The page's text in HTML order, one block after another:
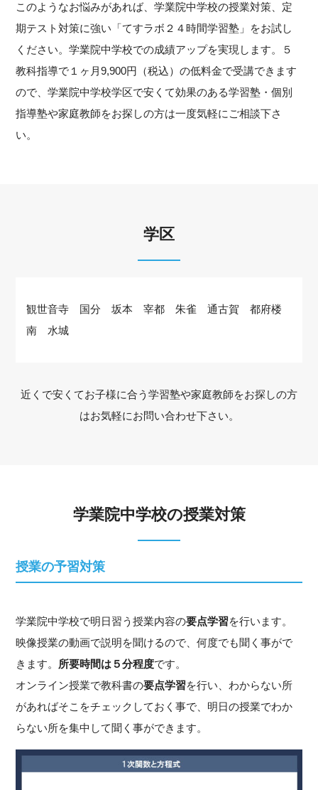
このようなお悩みがあれば、学業院中学校の授業対策、定
期テスト対策に強い「てすラボ２４時間学習塾」をお試し
ください。学業院中学校での成績アップを実現します。５
教科指導で１ヶ月9,900円（税込）の低料金で受講できます
ので、学業院中学校学区で安くて効果のある学習塾・個別
指導塾や家庭教師をお探しの方は一度気軽にご相談下さ
い。
学区
観世音寺 国分 坂本 宰都 朱雀 通古賀 都府楼
南 水城
近くで安くてお子様に合う学習塾や家庭教師をお探しの方
はお気軽にお問い合わせ下さい。
学業院中学校の授業対策
授業の予習対策
学業院中学校で明日習う授業内容の要点学習を行います。
映像授業の動画で説明を聞けるので、何度でも聞く事がで
きます。 所要時間は５分程度です。
オンライン授業で教科書の要点学習を行い、わからない所
があればそこをチェックしておく事で、明日の授業でわか
らない所を集中して聞く事ができます。